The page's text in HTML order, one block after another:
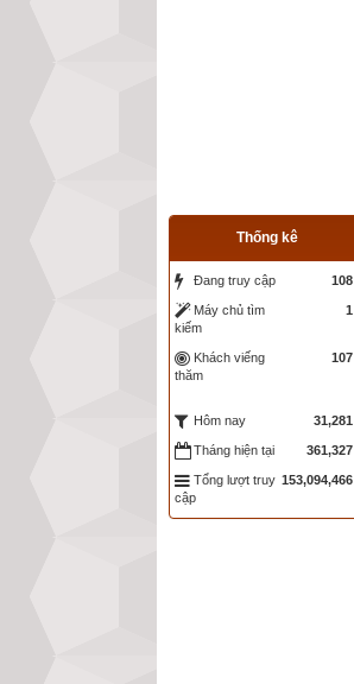
Thống kê
Đang truy cập 108
Máy chủ tìm
kiếm
1
Khách viếng
thăm
107
Hôm nay 31,281
Tháng hiện tại 361,327
Tổng lượt truy
cập
153,094,466